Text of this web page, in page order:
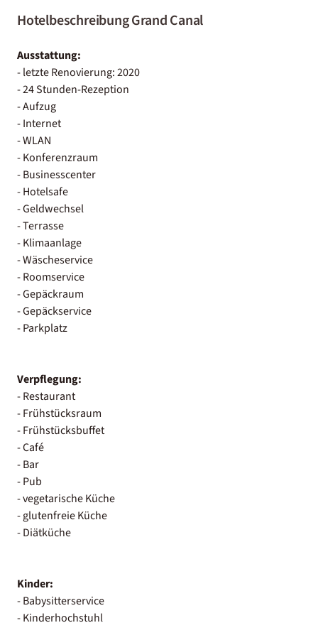
Hotelbeschreibung Grand Canal
Ausstattung:
- letzte Renovierung: 2020
- 24 Stunden-Rezeption
- Aufzug
- Internet
- WLAN
- Konferenzraum
- Businesscenter
- Hotelsafe
- Geldwechsel
- Terrasse
- Klimaanlage
- Wäscheservice
- Roomservice
- Gepäckraum
- Gepäckservice
- Parkplatz
Verpflegung:
- Restaurant
- Frühstücksraum
- Frühstücksbuffet
- Café
- Bar
- Pub
- vegetarische Küche
- glutenfreie Küche
- Diätküche
Kinder:
- Babysitterservice
- Kinderhochstuhl